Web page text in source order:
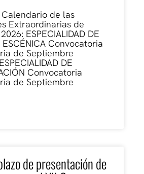
de las
Extraordinarias de
ESPECIALIDAD DE
ESCÉNICA Convocatoria
de Septiembre
DE
Convocatoria
de Septiembre
de presentación de